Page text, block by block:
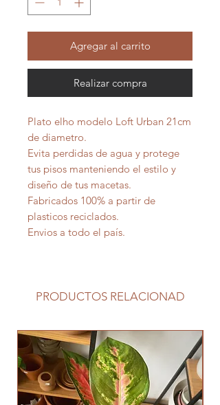
Agregar al carrito
Realizar compra
Plato elho modelo Loft Urban 21cm
de diametro.
Evita perdidas de agua y protege
tus pisos manteniendo el estilo y
diseño de tus macetas.
Fabricados 100% a partir de
plasticos reciclados.
Envios a todo el país.
PRODUCTOS RELACIONAD